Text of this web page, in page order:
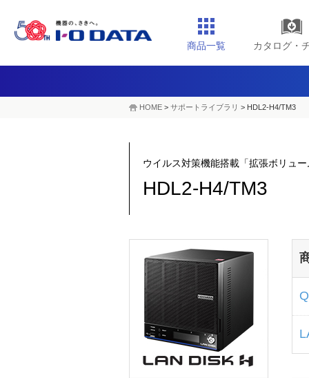
商品一覧 カタログ・
HOME > サポートライブラリ > HDL2-H4/TM3
ウイルス対策機能搭載「拡張ボリュ
HDL2-H4/TM3